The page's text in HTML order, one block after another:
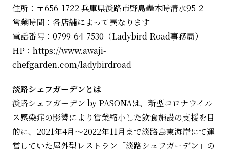
住所：〒656-1722 兵庫県淡路市野島轟木時清水95-2
営業時間：各店舗によって異なります
電話番号：0799-64-7530（Ladybird Road事務局）
HP：https://www.awaji-
chefgarden.com/ladybirdroad
淡路シェフガーデンとは
淡路シェフガーデン by PASONAは、新型コロナウイル
ス感染症の影響により営業縮小した飲食施設の支援を目
的に、2021年4月～2022年11月まで淡路島東海岸にて運
営していた屋外型レストラン「淡路シェフガーデン」の